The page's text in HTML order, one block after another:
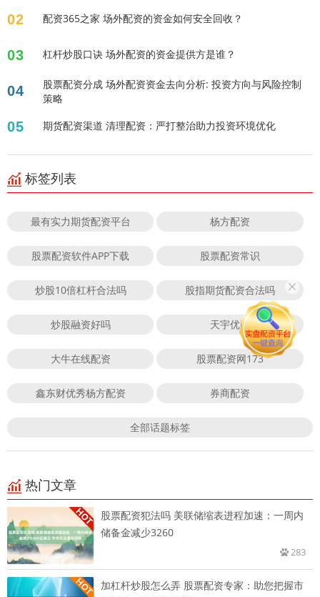
02 配资365之家 场外配资的资金如何安全回收？
03 杠杆炒股口诀 场外配资的资金提供方是谁？
04
股票配资分成 场外配资资金去向分析: 投资方向与风险控制
策略
05 期货配资渠道 清理配资：严打整治助力投资环境优化
标签列表
最有实力期货配资平台 杨方配资
股票配资软件APP下载 股票配资常识
炒股10倍杠杆合法吗 股指期货配资合法吗
炒股融资好吗 天宇优配
大牛在线配资 股票配资网173
鑫东财优秀杨方配资 券商配资
全部话题标签
热门文章
股票配资犯法吗 美联储缩表进程加速：一周内
储备金减少3260
283
加杠杆炒股怎么弄 股票配资专家：助您把握市